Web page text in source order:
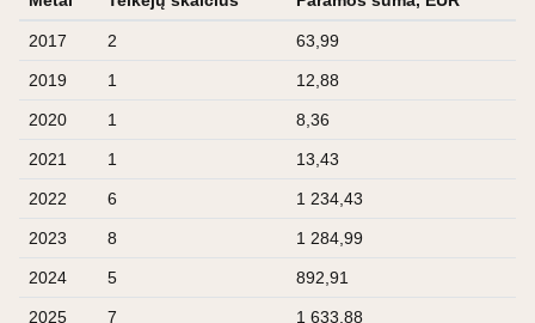
2017 2 63,99
2019 1 12,88
2020 1 8,36
2021 1 13,43
2022 6 1 234,43
2023 8 1 284,99
2024 5 892,91
2025 7 1 633,88